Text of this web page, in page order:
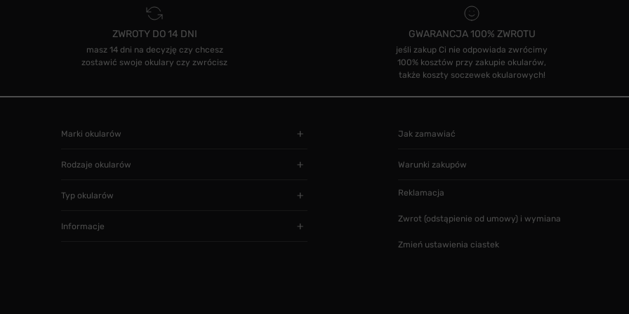
ZWROTY DO 14 DNI
masz 14 dni na decyzję czy chcesz
zostawić swoje okulary czy zwrócisz
GWARANCJA 100% ZWROTU
jeśli zakup Ci nie odpowiada zwrócimy
100% kosztów przy zakupie okularów,
także koszty soczewek okularowych!
Marki okularów
Rodzaje okularów
Typ okularów
Informacje
Jak zamawiać
Warunki zakupów
Reklamacja
Zwrot (odstąpienie od umowy) i wymiana
Zmień ustawienia ciastek